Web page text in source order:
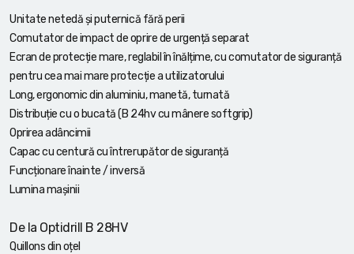
Unitate netedă și puternică fără perii
Comutator de impact de oprire de urgență separat
Ecran de protecție mare, reglabil în înălțime, cu comutator de siguranță
pentru cea mai mare protecție a utilizatorului
Long, ergonomic din aluminiu, manetă, turnată
Distribuție cu o bucată (B 24hv cu mânere softgrip)
Oprirea adâncimii
Capac cu centură cu întrerupător de siguranță
Funcționare înainte / inversă
Lumina mașinii
De la Optidrill B 28HV
Quillons din oțel